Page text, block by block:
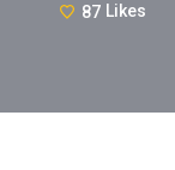
87 Likes